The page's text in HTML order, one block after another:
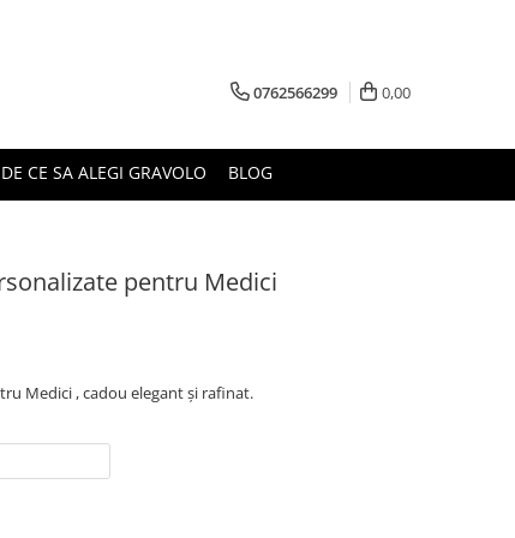
0762566299 0,00
DE CE SA ALEGI GRAVOLO BLOG
pentru Medici
Medici , cadou elegant și rafinat.